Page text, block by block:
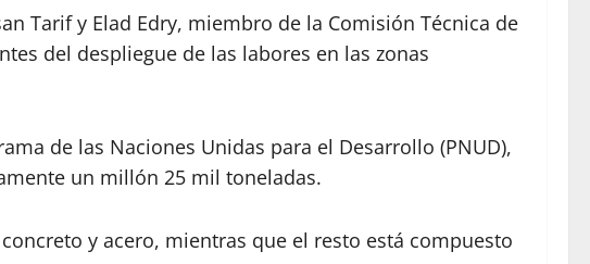
Tarif y Elad Edry, miembro de la Comisión Técnica de
del despliegue de las labores en las zonas
de las Naciones Unidas para el Desarrollo (PNUD),
un millón 25 mil toneladas.
y acero, mientras que el resto está compuesto